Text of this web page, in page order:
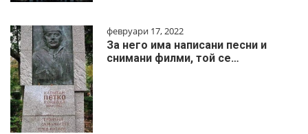
февруари 17, 2022
За него има написани песни и
снимани филми, той се…